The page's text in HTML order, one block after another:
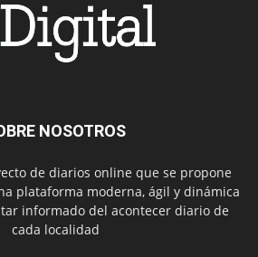
NOSOTROS
de diarios online que se propone
plataforma moderna, ágil y dinámica
informado del acontecer diario de
cada localidad